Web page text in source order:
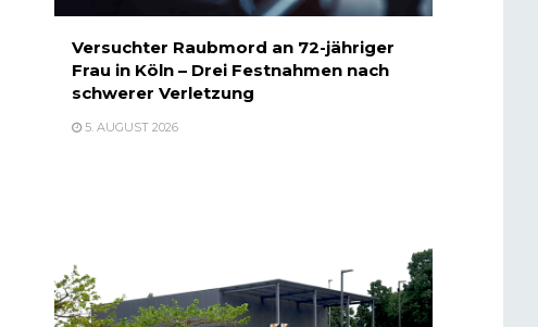
Versuchter Raubmord an 72-jähriger
Frau in Köln – Drei Festnahmen nach
schwerer Verletzung
5. AUGUST 2026